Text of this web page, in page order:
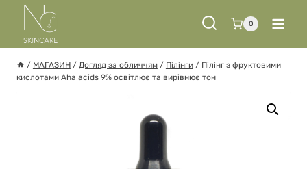
Перейти
вмісту
0
/ МАГАЗИН / Догляд за обличчям / Пілінги / Пілінг з фруктовими
кислотами Aha acids 9% освітлює та вирівнює тон